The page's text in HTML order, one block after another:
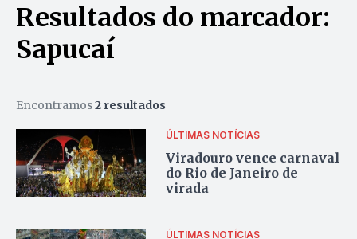
Resultados do marcador:
Sapucaí
Encontramos2 resultados
ÚLTIMAS NOTÍCIAS
Viradouro vence carnaval
do Rio de Janeiro de
virada
ÚLTIMAS NOTÍCIAS